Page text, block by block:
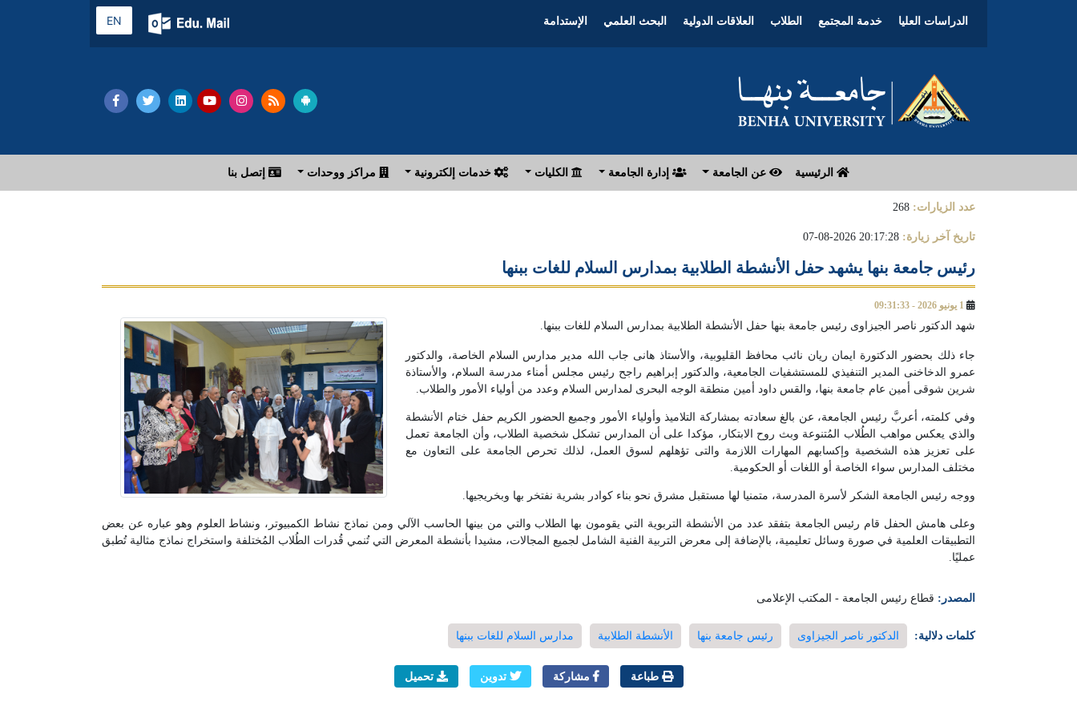
الدراسات العليا خدمة المجتمع الطلاب العلاقات الدولية البحث العلمي الإستدامة EN
الرئيسية عن الجامعة إدارة الجامعة الكليات خدمات إلكترونية مراكز ووحدات إتصل بنا
عدد الزيارات: 268
تاريخ آخر زيارة: 20:17:28 2026-08-07
رئيس جامعة بنها يشهد حفل الأنشطة الطلابية بمدارس السلام للغات ببنها
شهد الدكتور ناصر الجيزاوى رئيس جامعة بنها حفل الأنشطة الطلابية بمدارس السلام للغات ببنها.
جاء ذلك بحضور الدكتورة ايمان ريان نائب محافظ القليوبية، والأستاذ هانى جاب الله مدير مدارس السلام الخاصة، والدكتور
عمرو الدخاخنى المدير التنفيذي للمستشفيات الجامعية، والدكتور إبراهيم راجح رئيس مجلس أمناء مدرسة السلام، والأستاذة
شرين شوقى أمين عام جامعة بنها، والقس داود أمين منطقة الوجه البحرى لمدارس السلام وعدد من أولياء الأمور والطلاب.
وفي كلمته، أعربَّ رئيس الجامعة، عن بالغ سعادته بمشاركة التلاميذ وأولياء الأمور وجميع الحضور الكريم حفل ختام الأنشطة
والذي يعكس مواهب الطُلاب المُتنوعة وبث روح الابتكار، مؤكدا على أن المدارس تشكل شخصية الطلاب، وأن الجامعة تعمل
على تعزيز هذه الشخصية وإكسابهم المهارات اللازمة والتى تؤهلهم لسوق العمل، لذلك تحرص الجامعة على التعاون مع
مختلف المدارس سواء الخاصة أو اللغات أو الحكومية.
ووجه رئيس الجامعة الشكر لأسرة المدرسة، متمنيا لها مستقبل مشرق نحو بناء كوادر بشرية نفتخر بها وبخريجيها.
وعلى هامش الحفل قام رئيس الجامعة بتفقد عدد من الأنشطة التربوية التي يقومون بها الطلاب والتي من بينها الحاسب الآلي ومن نماذج نشاط الكمبيوتر، ونشاط العلوم وهو عباره عن بعض
التطبيقات العلمية في صورة وسائل تعليمية، بالإضافة إلى معرض التربية الفنية الشامل لجميع المجالات، مشيدا بأنشطة المعرض التي تُنمي قُدرات الطُلاب المُختلفة واستخراج نماذج مثالية تُطبق
عمليًا.
المصدر: قطاع رئيس الجامعة - المكتب الإعلامى
كلمات دلالية: الدكتور ناصر الجيزاوى رئيس جامعة بنها الأنشطة الطلابية مدارس السلام للغات ببنها
طباعة مشاركة تدوين تحميل